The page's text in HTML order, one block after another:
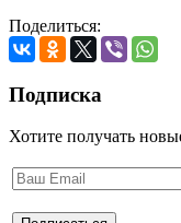
Поделиться:
Подписка
Хотите получать